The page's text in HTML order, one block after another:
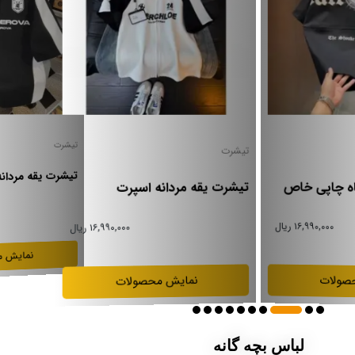
چاپی خاص
۱۶,۹۹۰,۰۰۰ ریال
تیشرت
تیشرت یقه مردانه اسپرت
۱۶,۹۹۰,۰۰۰ ریال
نمایش محصولات
تیشرت
تیشرت یقه
نمایش
لباس بچه گانه